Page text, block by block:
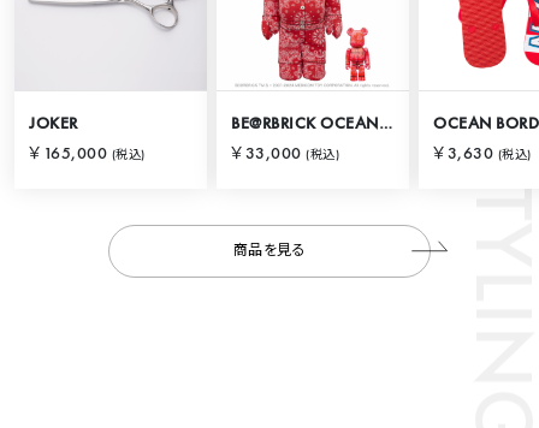
JOKER
￥165,000 (税込)
BE@RBRICK OCEAN TOKYO 100％ & 400％
￥33,000 (税込) ￥3,630 (税込)
商品を見る STYLING